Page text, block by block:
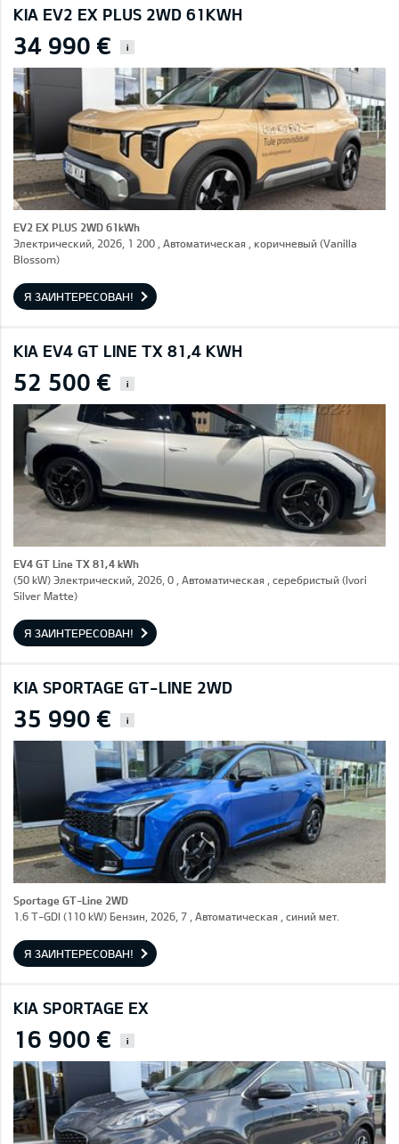
KIA EV2 EX PLUS 2WD 61KWH
34 990 € i
EV2 EX PLUS 2WD 61kWh
Электрический, 2026, 1 200 , Автоматическая , коричневый (Vanilla
Blossom)
Я ЗАИНТЕРЕСОВАН!
KIA EV4 GT LINE TX 81,4 KWH
52 500 € i
EV4 GT Line TX 81,4 kWh
(50 kW) Электрический, 2026, 0 , Автоматическая , серебристый (Ivori
Silver Matte)
Я ЗАИНТЕРЕСОВАН!
KIA SPORTAGE GT-LINE 2WD
35 990 € i
Sportage GT-Line 2WD
1.6 T-GDI (110 kW) Бензин, 2026, 7 , Автоматическая , синий мет.
Я ЗАИНТЕРЕСОВАН!
KIA SPORTAGE EX
16 900 € i